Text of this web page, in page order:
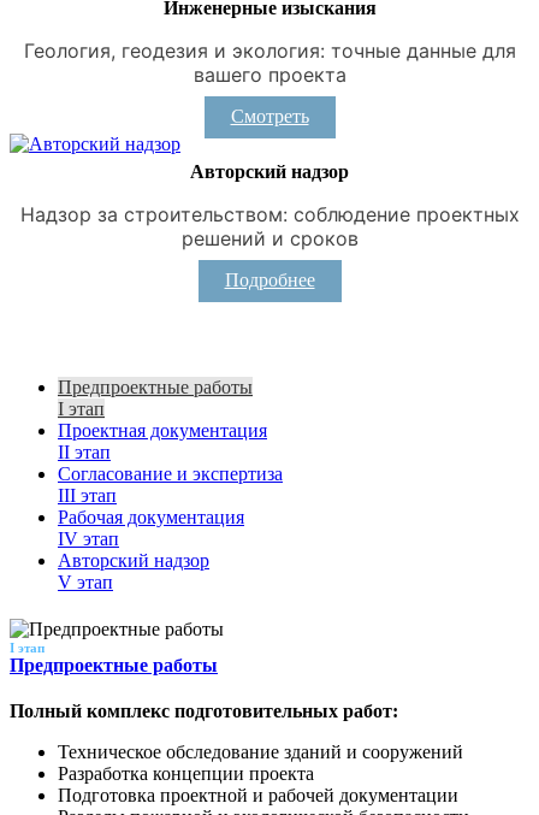
Инженерные изыскания
Геология, геодезия и экология: точные данные для
вашего проекта
Смотреть
Авторский надзор
Надзор за строительством: соблюдение проектных
решений и сроков
Подробнее
Предпроектные работы
I этап
Проектная документация
II этап
Согласование и экспертиза
III этап
Рабочая документация
IV этап
Авторский надзор
V этап
I этап
Предпроектные работы
Полный комплекс подготовительных работ:
Техническое обследование зданий и сооружений
Разработка концепции проекта
Подготовка проектной и рабочей документации